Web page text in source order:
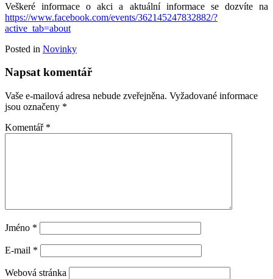
Veškeré informace o akci a aktuální informace se dozvíte na
https://www.facebook.com/events/362145247832882/?
active_tab=about
Posted in Novinky
Napsat komentář
Vaše e-mailová adresa nebude zveřejněna. Vyžadované informace
jsou označeny *
Komentář *
Jméno *
E-mail *
Webová stránka